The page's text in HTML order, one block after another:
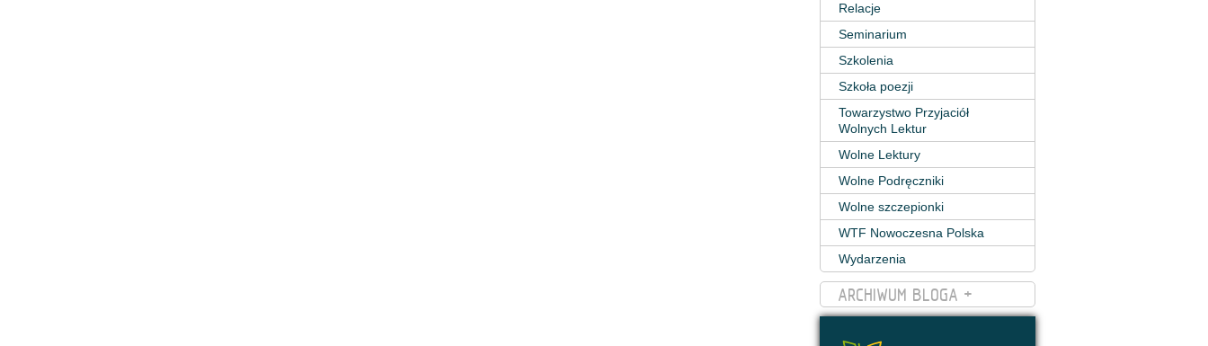
Relacje
Seminarium
Szkolenia
Szkoła poezji
Towarzystwo Przyjaciół
Wolnych Lektur
Wolne Lektury
Wolne Podręczniki
Wolne szczepionki
WTF Nowoczesna Polska
Wydarzenia
ARCHIWUM BLOGA +